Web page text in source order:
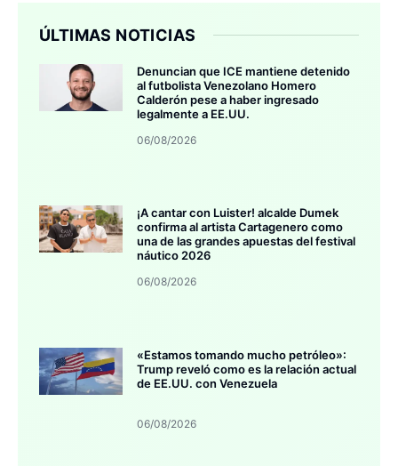
ÚLTIMAS NOTICIAS
Denuncian que ICE mantiene detenido
al futbolista Venezolano Homero
Calderón pese a haber ingresado
legalmente a EE.UU.
06/08/2026
¡A cantar con Luister! alcalde Dumek
confirma al artista Cartagenero como
una de las grandes apuestas del festival
náutico 2026
06/08/2026
«Estamos tomando mucho petróleo»:
Trump reveló como es la relación actual
de EE.UU. con Venezuela
06/08/2026